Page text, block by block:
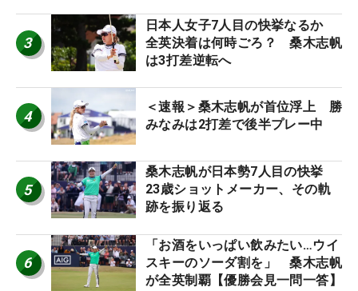
3
日本人女子7人目の快挙なるか
全英決着は何時ごろ？ 桑木志帆
は3打差逆転へ
4
＜速報＞桑木志帆が首位浮上 勝
みなみは2打差で後半プレー中
5
桑木志帆が日本勢7人目の快挙
23歳ショットメーカー、その軌
跡を振り返る
6
「お酒をいっぱい飲みたい…ウイ
スキーのソーダ割を」 桑木志帆
が全英制覇【優勝会見一問一答】